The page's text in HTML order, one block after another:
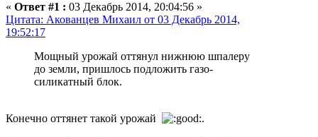
« Ответ #1 : 03 Декабрь 2014, 20:04:56 »
Цитата: Акованцев Михаил от 03 Декабрь 2014,
19:52:17
Мощный урожай оттянул нижнюю шпалеру
до земли, пришлось подложить газо-
силикатный блок.
Конечно оттянет такой урожай .